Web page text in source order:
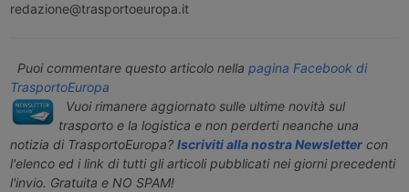
redazione@trasportoeuropa.it
Puoi commentare questo articolo nella pagina Facebook di
TrasportoEuropa
Vuoi rimanere aggiornato sulle ultime novità sul
trasporto e la logistica e non perderti neanche una
notizia di TrasportoEuropa? Iscriviti alla nostra Newslettercon
l'elenco ed i link di tutti gli articoli pubblicati nei giorni precedenti
l'invio. Gratuita e NO SPAM!